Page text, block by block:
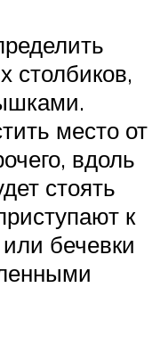
столбиков,
место от
вдоль
стоять
к
бечевки